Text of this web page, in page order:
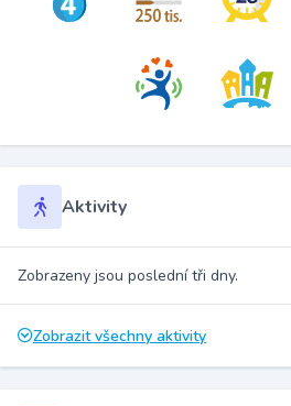
Aktivity
Zobrazeny jsou poslední tři dny.
Zobrazit všechny aktivity